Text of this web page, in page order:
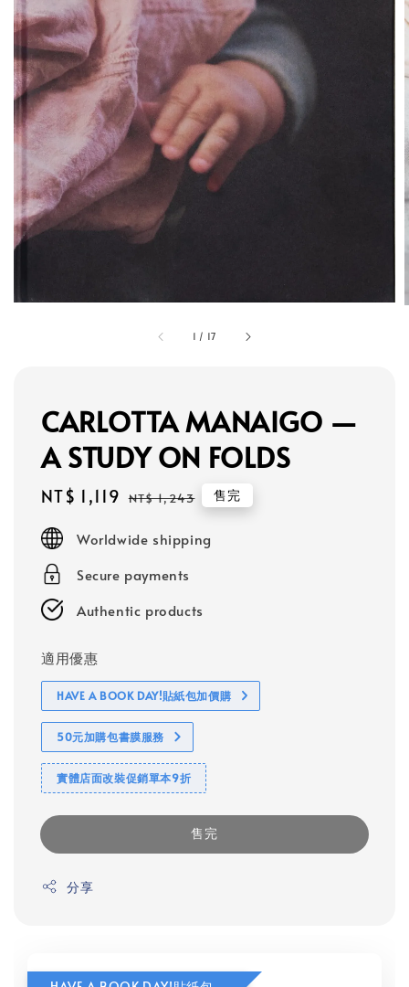
1 / 17
CARLOTTA MANAIGO —
A STUDY ON FOLDS
Sale
NT$ 1,119 Regular
NT$ 1,243 售完
Worldwide shipping
Secure payments
Authentic products
適用優惠
HAVE A BOOK DAY!貼紙包加價購
50元加購包書膜服務
實體店面改裝促銷單本9折
售完
分享